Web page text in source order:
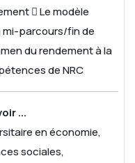
 Le modèle
parcours/fin de
du rendement à la
de NRC
...
en économie,
sociales,